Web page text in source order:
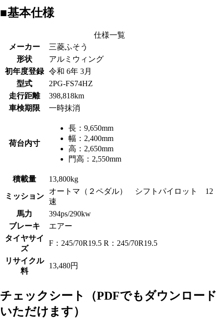
■基本仕様
仕様一覧
メーカー
三菱ふそう
形状
アルミウィング
初年度登録
令和 6年 3月
型式
2PG-FS74HZ
走行距離
398,818km
車検期限
一時抹消
荷台内寸
長： 9,650mm
幅： 2,400mm
高： 2,650mm
門高： 2,550mm
積載量 13,800kg
ミッション
オートマ（２ペダル） シフトパイロット 12
速
馬力
394ps/290kw
ブレーキ
エアー
タイヤサイ
ズ
F：245/70R19.5 R：245/70R19.5
リサイクル
料
13,480円
チェックシート
（PDFでもダウンロード
いただけます）